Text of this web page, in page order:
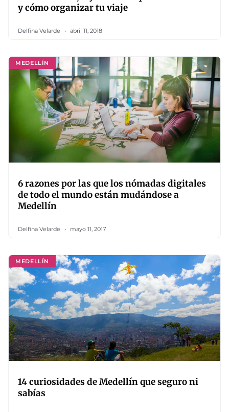
y cómo organizar tu viaje
Delfina Velarde abril 11, 2018
MEDELLÍN
6 razones por las que los nómadas digitales
de todo el mundo están mudándose a
Medellín
Delfina Velarde mayo 11, 2017
MEDELLÍN
14 curiosidades de Medellín que seguro ni
sabías